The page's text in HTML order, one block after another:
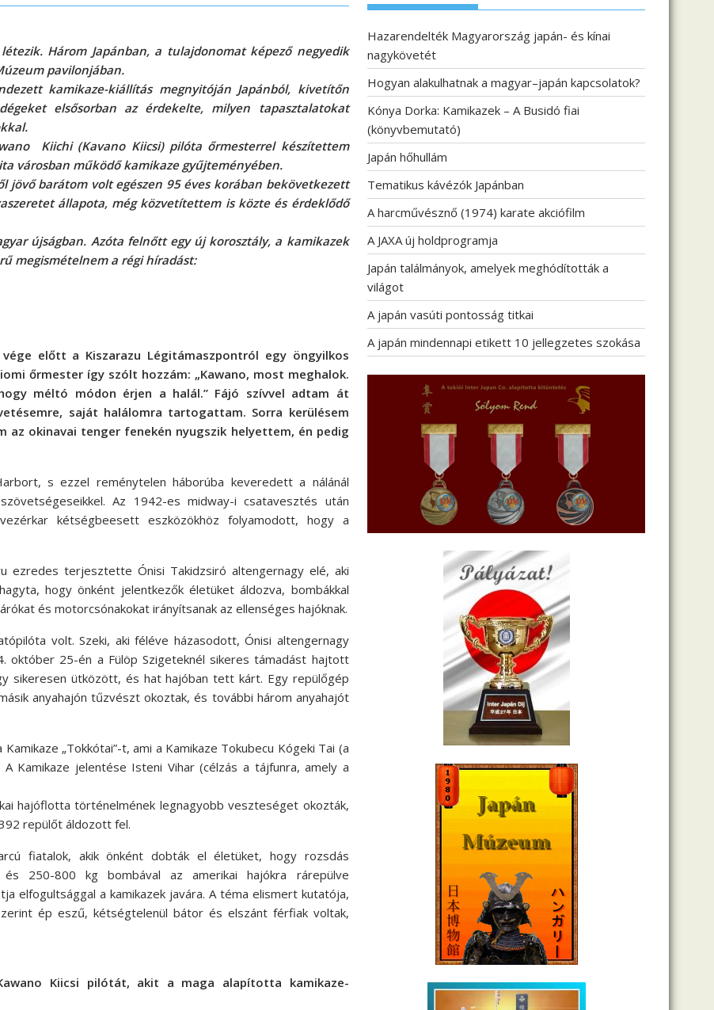
Három Japánban, a tulajdonomat képező negyedik
pavilonjában.
kamikaze-kiállítás megnyitóján Japánból, kivetítőn
elsősorban az érdekelte, milyen tapasztalatokat
Kiichi (Kavano Kiicsi) pilóta őrmesterrel készítettem
városban működő kamikaze gyűjteményében.
jövő barátom volt egészen 95 éves korában bekövetkezett
állapota, még közvetítettem is közte és érdeklődő
újságban. Azóta felnőtt egy új korosztály, a kamikazek
megismételnem a régi híradást:
előtt a Kiszarazu Légitámaszpontról egy öngyilkos
őrmester így szólt hozzám: „Kawano, most meghalok.
méltó módon érjen a halál.” Fájó szívvel adtam át
saját halálomra tartogattam. Sorra kerülésem
az okinavai tenger fenekén nyugszik helyettem, én pedig
s ezzel reménytelen háborúba keveredett a nálánál
Az 1942-es midway-i csatavesztés után
kétségbeesett eszközökhöz folyamodott, hogy a
ezredes terjesztette Ónisi Takidzsiró altengernagy elé, aki
hogy önként jelentkezők életüket áldozva, bombákkal
és motorcsónakokat irányítsanak az ellenséges hajóknak.
volt. Szeki, aki féléve házasodott, Ónisi altengernagy
25-én a Fülöp Szigeteknél sikeres támadást hajtott
sikeresen ütközött, és hat hajóban tett kárt. Egy repülőgép
anyahajón tűzvészt okoztak, és további három anyahajót
„Tokkótai”-t, ami a Kamikaze Tokubecu Kógeki Tai (a
Kamikaze jelentése Isteni Vihar (célzás a tájfunra, amely a
hajóflotta történelmének legnagyobb veszteséget okozták,
repülőt áldozott fel.
fiatalok, akik önként dobták el életüket, hogy rozsdás
250-800 kg bombával az amerikai hajókra rárepülve
elfogultsággal a kamikazek javára. A téma elismert kutatója,
ép eszű, kétségtelenül bátor és elszánt férfiak voltak,
Kiicsi pilótát, akit a maga alapította kamikaze-
Hazarendelték Magyarország japán- és kínai
nagykövetét
Hogyan alakulhatnak a magyar–japán kapcsolatok?
Kónya Dorka: Kamikazek – A Busidó fiai
(könyvbemutató)
Japán hőhullám
Tematikus kávézók Japánban
A harcművésznő (1974) karate akciófilm
A JAXA új holdprogramja
Japán találmányok, amelyek meghódították a
világot
A japán vasúti pontosság titkai
A japán mindennapi etikett 10 jellegzetes szokása